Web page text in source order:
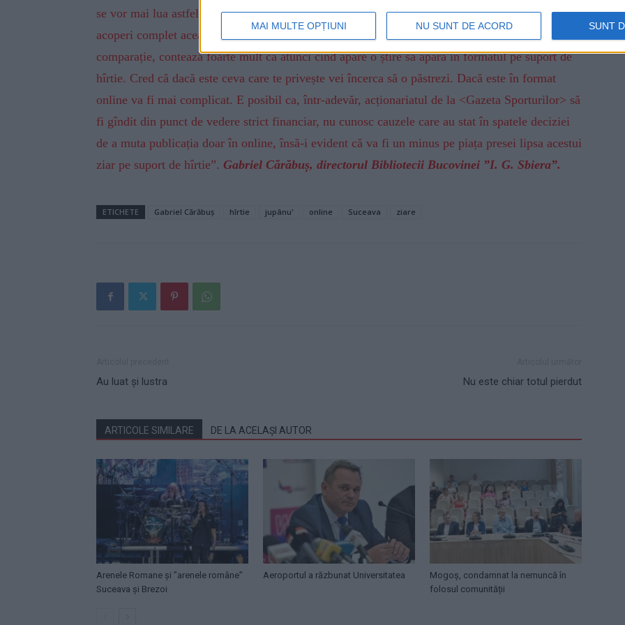
MAI MULTE OPȚIUNI NU SUNT DE ACORD SUNT
se vor mai lua astfel de hotărîri. Din punctul nostru de vedere nu credem totuși că online-ul va
acoperi complet această activitate care înseamnă partea de presă. Dacă este să facem o
comparație, contează foarte mult ca atunci cînd apare o știre să apară în formatul pe suport de
hîrtie. Cred că dacă este ceva care te privește vei încerca să o păstrezi. Dacă este în format
online va fi mai complicat. E posibil ca, într-adevăr, acționariatul de la <Gazeta Sporturilor> să
fi gîndit din punct de vedere strict financiar, nu cunosc cauzele care au stat în spatele deciziei
de a muta publicația doar în online, însă-i evident că va fi un minus pe piața presei lipsa acestui
ziar pe suport de hîrtie”. Gabriel Cărăbuș, directorul Bibliotecii Bucovinei ”I. G. Sbiera”.
ETICHETE Gabriel Cărăbuș hîrtie jupânu' online Suceava ziare
Au luat și lustra Nu este chiar totul pierdut
ARTICOLE SIMILARE DE LA ACELAȘI AUTOR
Arenele Romane și ”arenele române”
Suceava și Brezoi
Aeroportul a răzbunat Universitatea
Mogoș, condamnat la nemuncă în
folosul comunității